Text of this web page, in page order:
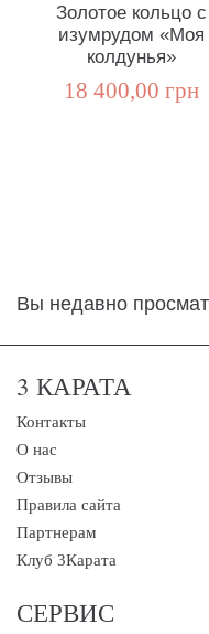
Золотое кольцо с
изумрудом «Моя
колдунья»
18 400,00 грн
Вы недавно
3 КАРАТА
Контакты
О нас
Отзывы
Правила сайта
Партнерам
Клуб 3Карата
СЕРВИС